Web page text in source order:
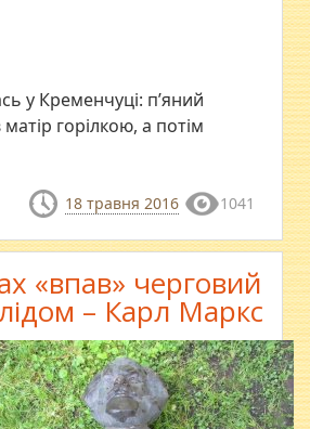
у Кременчуці: п’яний
горілкою, а потім
18 травня 2016 1041
«впав» черговий
– Карл Маркс